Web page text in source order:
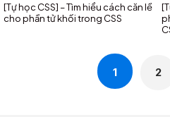
[Tự học CSS] – Tìm hiểu cách căn lề
cho phần tử khối trong CSS
1 2